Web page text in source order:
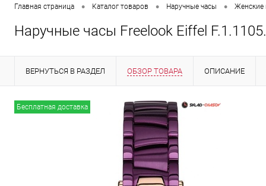
часы
Главная страница • Каталог товаров • Наручные часы • Женские
Наручные часы Freelook Eiffel
ВЕРНУТЬСЯ В РАЗДЕЛ ОБЗОР ТОВАРА ОПИСАНИЕ
ИНФОРМАЦИЯ ОБ ОПЛАТЕ СТАТЬИ
Бесплатная доставка